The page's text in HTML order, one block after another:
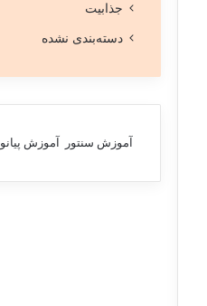
جذابیت
دسته‌بندی نشده
آموزش سنتور آموزش پیانو